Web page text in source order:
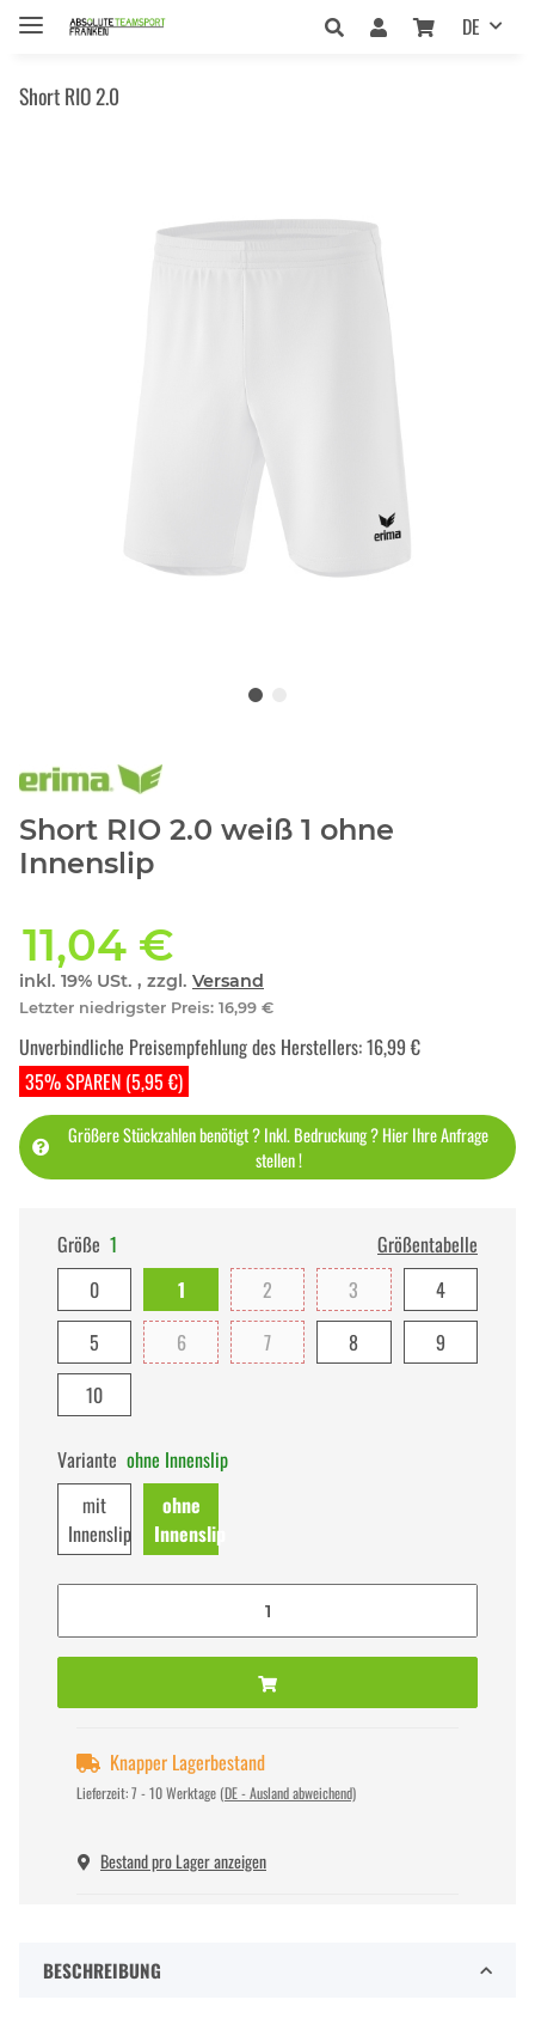
DE
Short RIO 2.0
Short RIO 2.0 weiß 1 ohne
Innenslip
11,04 €
inkl. 19% USt. , zzgl. Versand
Letzter niedrigster Preis: 16,99 €
35% SPAREN (5,95 €)
Unverbindliche Preisempfehlung des Herstellers:16,99 €
Größere Stückzahlen benötigt ? Inkl. Bedruckung ? Hier Ihre Anfrage
stellen !
Größe 1
Größentabelle
0
1 2 3
4
5
6 7 8
9
10
Variante ohne Innenslip
mit
Innenslip
ohne
Innenslip
Knapper Lagerbestand
Lieferzeit:7 - 10 Werktage (DE - Ausland abweichend)
Bestand pro Lager anzeigen
BESCHREIBUNG